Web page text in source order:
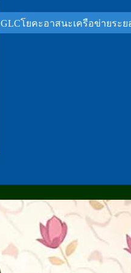
GLCโยคะอาสนะเครือข่ายระย